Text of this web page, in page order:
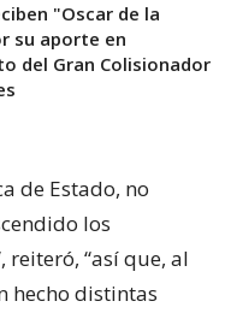
"Oscar de la
su aporte en
del Gran Colisionador
de Estado, no
los
reiteró, “así que, al
hecho distintas